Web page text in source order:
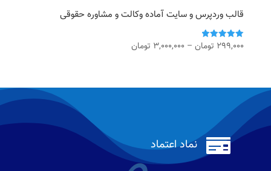
قالب وردپرس و سایت آماده وکالت و مشاوره حقوقی
امتیاز
5.00
299,000 تومان –
3,000,000 تومانمحدوده
تا
 نماد اعتماد